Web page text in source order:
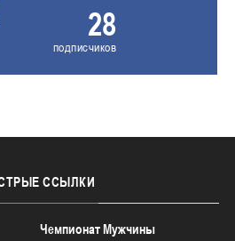
28
подписчиков
ССЫЛКИ
Чемпионат Мужчины